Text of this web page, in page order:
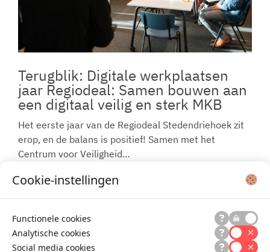
Terugblik: Digitale werkplaatsen
jaar Regiodeal: Samen bouwen aan
een digitaal veilig en sterk MKB
Het eerste jaar van de Regiodeal Stedendriehoek zit
erop, en de balans is positief! Samen met het
Centrum voor Veiligheid…
Lees meer
Vorige pagina
Cookie-instellingen
Functionele cookies
Analytische cookies
Social media cookies